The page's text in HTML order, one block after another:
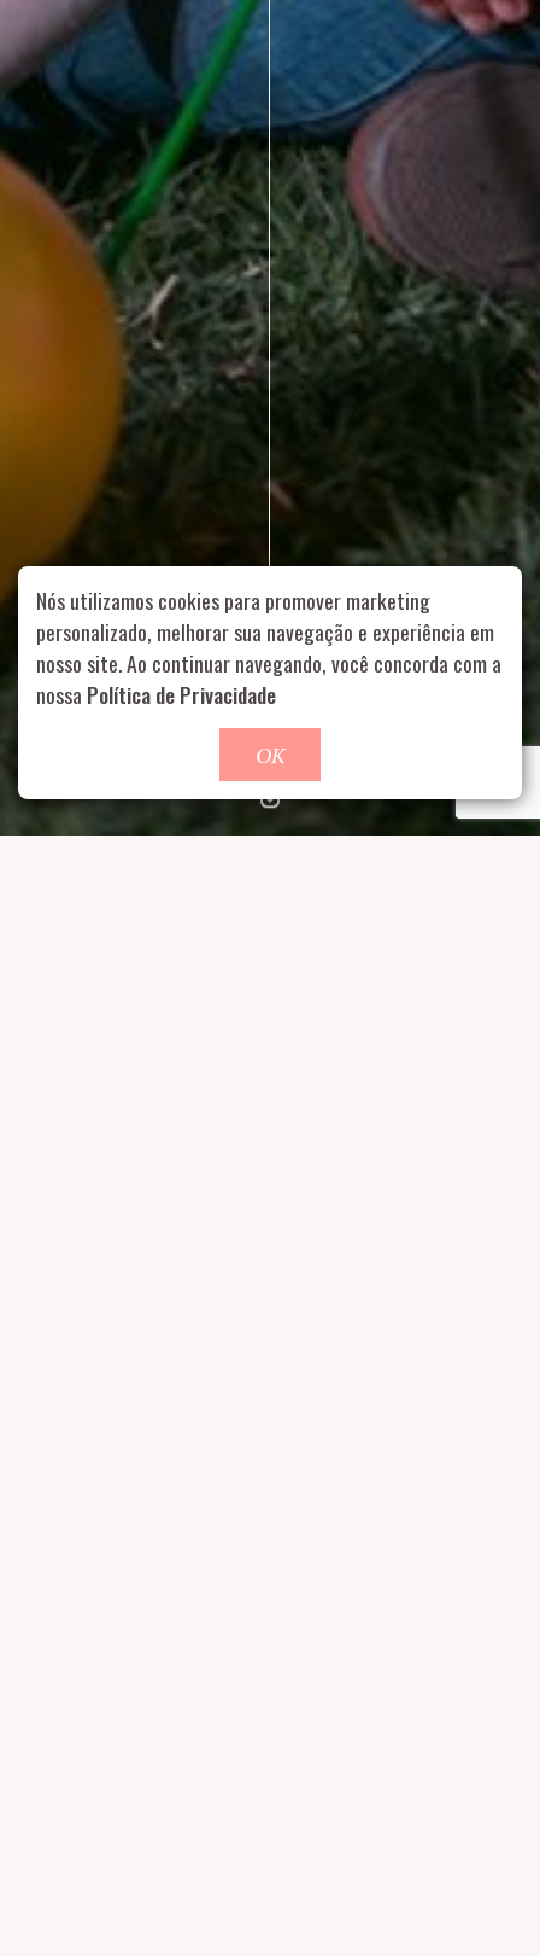
Rua Aurélia, 1714 – Vila Romana, São Paulo – SP | 55 11
99178-5848
contato@nucleofood.com
Role para continar
Nós utilizamos cookies para promover marketing
personalizado, melhorar sua navegação e experiência em
nosso site. Ao continuar navegando, você concorda com a
nossa Política de Privacidade
OK